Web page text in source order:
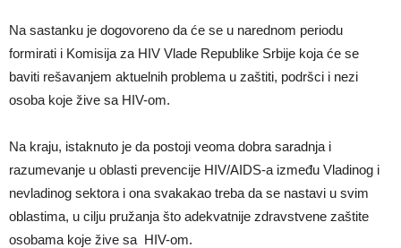
Na sastanku je dogovoreno da će se u narednom periodu
formirati i Komisija za HIV Vlade Republike Srbije koja će se
baviti rešavanjem aktuelnih problema u zaštiti, podršci i nezi
osoba koje žive sa HIV-om.
Na kraju, istaknuto je da postoji veoma dobra saradnja i
razumevanje u oblasti prevencije HIV/AIDS-a između Vladinog i
nevladinog sektora i ona svakakao treba da se nastavi u svim
oblastima, u cilju pružanja što adekvatnije zdravstvene zaštite
osobama koje žive sa HIV-om.